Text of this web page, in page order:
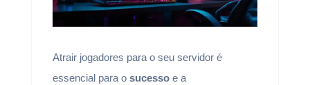
Atrair jogadores para o seu servidor é
essencial para o sucessoe a